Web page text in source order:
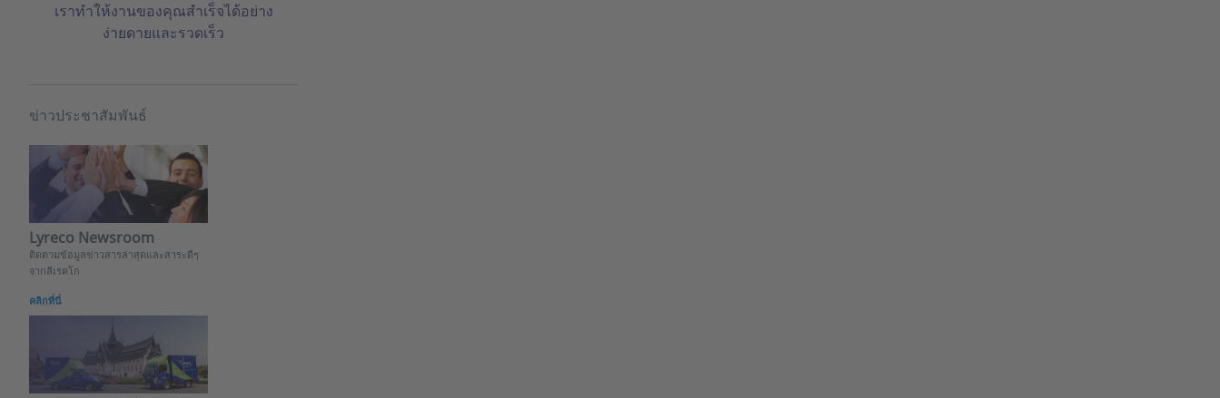
เราทำให้งานของคุณสำเร็จได้อย่าง
ง่ายดายและรวดเร็ว
ข่าวประชาสัมพันธ์
Lyreco Newsroom
ติดตามข้อมูลข่าวสารล่าสุดและสาระดีๆ
จากลีเรคโก
คลิกที่นี่